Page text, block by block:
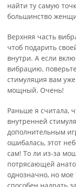
найти ту самую
большинство
Верхняя часть
чтоб подарить
внутри. А если
вибрацию,
стимуляция вам
мощный. Очень!
Раньше я считала,
внутренней
дополнительным
ошибалась, этот
сам! То ли из-за
потрясающей
однозначно, но мое
способен надрать